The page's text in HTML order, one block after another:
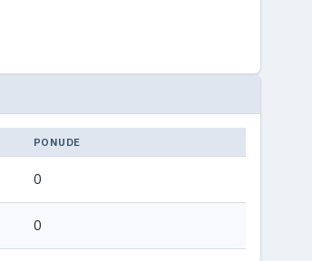
PONUDE
0
0